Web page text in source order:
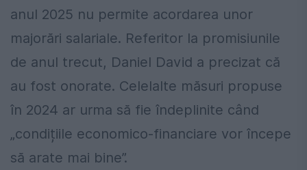
anul 2025 nu permite acordarea unor
majorări salariale. Referitor la promisiunile
de anul trecut, Daniel David a precizat că
au fost onorate. Celelalte măsuri propuse
în 2024 ar urma să fie îndeplinite când
„condițiile economico-financiare vor începe
să arate mai bine”.